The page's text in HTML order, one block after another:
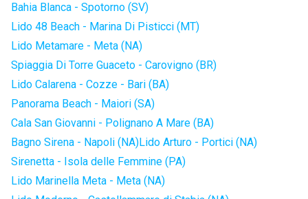
Bahia Blanca - Spotorno (SV)
Lido 48 Beach - Marina Di Pisticci (MT)
Lido Metamare - Meta (NA)
Spiaggia Di Torre Guaceto - Carovigno (BR)
Lido Calarena - Cozze - Bari (BA)
Panorama Beach - Maiori (SA)
Cala San Giovanni - Polignano A Mare (BA)
Bagno Sirena - Napoli (NA)Lido Arturo - Portici (NA)
Sirenetta - Isola delle Femmine (PA)
Lido Marinella Meta - Meta (NA)